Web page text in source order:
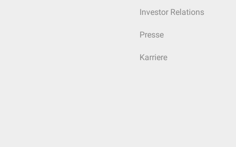
Investor Relations
Presse
Karriere